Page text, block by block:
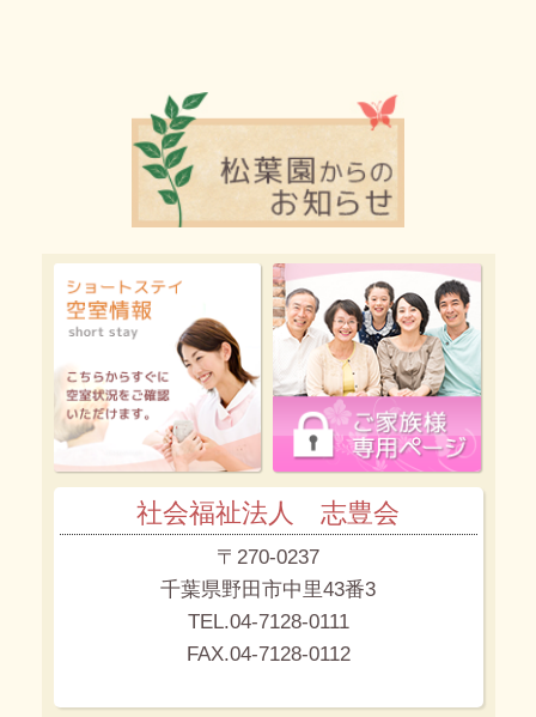
社会福祉法人 志豊会
〒270-0237
千葉県野田市中里43番3
TEL.04-7128-0111
FAX.04-7128-0112